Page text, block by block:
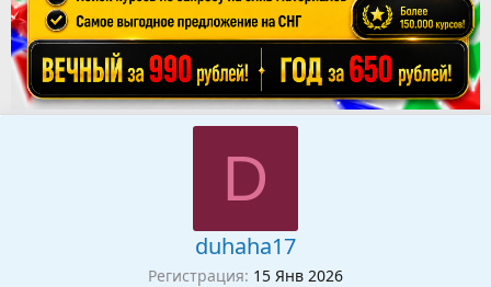
D
duhaha17
Регистрация 15 Янв 2026